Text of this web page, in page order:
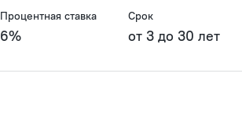
Процентная ставка
6%
Срок
от 3 до 30 лет